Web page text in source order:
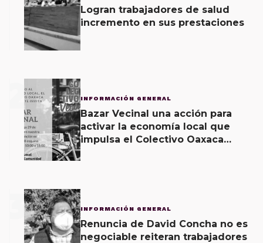
Logran trabajadores de salud
incremento en sus prestaciones
2 INFORMACIÓN GENERAL
Bazar Vecinal una acción para
activar la economía local que
impulsa el Colectivo Oaxaca
3 INFORMACIÓN GENERAL
Renuncia de David Concha no es
negociable reiteran trabajadores